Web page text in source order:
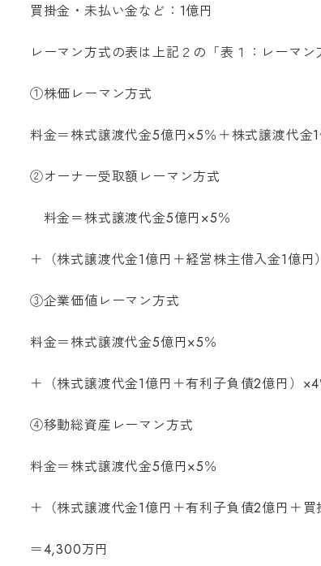
買掛金・未払い金など：1億円
レーマン方式の表は上記２の「表１：レーマン
①株価レーマン方式
料金＝株式譲渡代金5億円×5％＋株式譲渡代金
②オーナー受取額レーマン方式
料金＝株式譲渡代金5億円×5％
＋（株式譲渡代金1億円＋経営株主借入金1億
③企業価値レーマン方式
料金＝株式譲渡代金5億円×5％
＋（株式譲渡代金1億円＋有利子負債2億円）
④移動総資産レーマン方式
料金＝株式譲渡代金5億円×5％
＋（株式譲渡代金1億円＋有利子負債2億円＋
＝4,300万円